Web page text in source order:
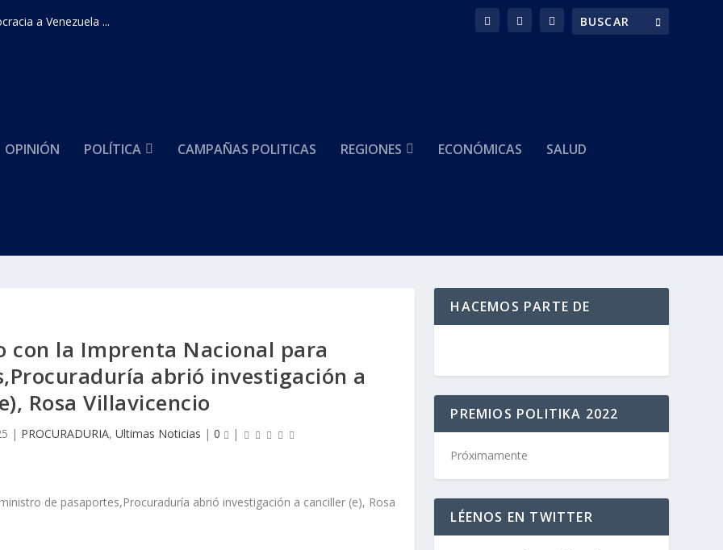
a Venezuela ...
OPINIÓN POLÍTICA CAMPAÑAS POLITICAS REGIONES ECONÓMICAS SALUD
con la Imprenta Nacional para
abrió investigación a
Rosa Villavicencio
| PROCURADURIA,Ultimas Noticias |0 |
HACEMOS PARTE DE
PREMIOS POLITIKA 2022
Próximamente
LÉENOS EN TWITTER